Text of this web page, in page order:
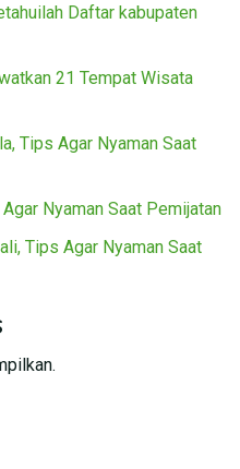
Daftar kabupaten
21 Tempat Wisata
Tips Agar Nyaman Saat
Nyaman Saat Pemijatan
Tips Agar Nyaman Saat